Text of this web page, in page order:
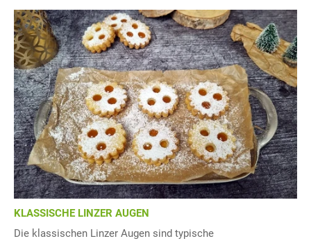
KLASSISCHE LINZER AUGEN
Die klassischen Linzer Augen sind typische